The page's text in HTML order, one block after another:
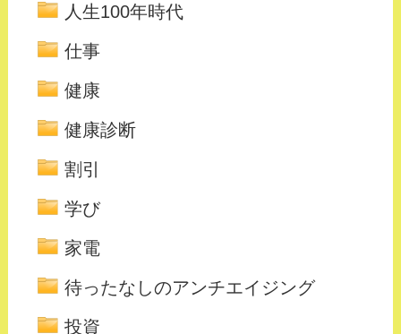
人生100年時代
仕事
健康
健康診断
割引
学び
家電
待ったなしのアンチエイジング
投資